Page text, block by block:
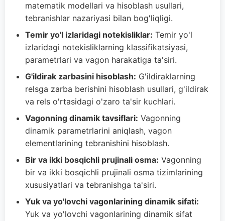
matematik modellari va hisoblash usullari,
tebranishlar nazariyasi bilan bog'liqligi.
Temir yo'l izlaridagi notekisliklar: Temir yo'l
izlaridagi notekisliklarning klassifikatsiyasi,
parametrlari va vagon harakatiga ta'siri.
G'ildirak zarbasini hisoblash: G'ildiraklarning
relsga zarba berishini hisoblash usullari, g'ildirak
va rels o'rtasidagi o'zaro ta'sir kuchlari.
Vagonning dinamik tavsiflari: Vagonning
dinamik parametrlarini aniqlash, vagon
elementlarining tebranishini hisoblash.
Bir va ikki bosqichli prujinali osma: Vagonning
bir va ikki bosqichli prujinali osma tizimlarining
xususiyatlari va tebranishga ta'siri.
Yuk va yo'lovchi vagonlarining dinamik sifati:
Yuk va yo'lovchi vagonlarining dinamik sifat